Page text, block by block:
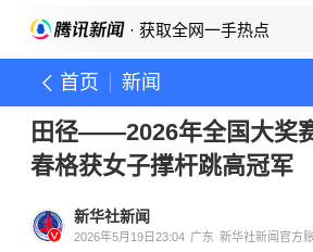
· 获取全网一手热点
首页 新闻
田径——2026年全国大奖
春格获女子撑杆跳高冠军
新华社新闻
2026年5月19日23:04 广东 新华社新闻官方